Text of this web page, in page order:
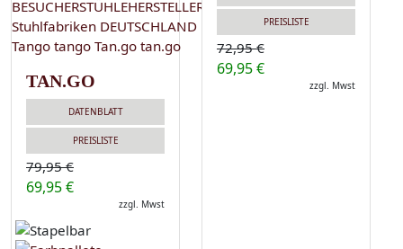
TAN.GO
DATENBLATT
PREISLISTE
79,95 €
69,95 €
zzgl. Mwst
PREISLISTE
72,95 €
69,95 €
zzgl. Mwst